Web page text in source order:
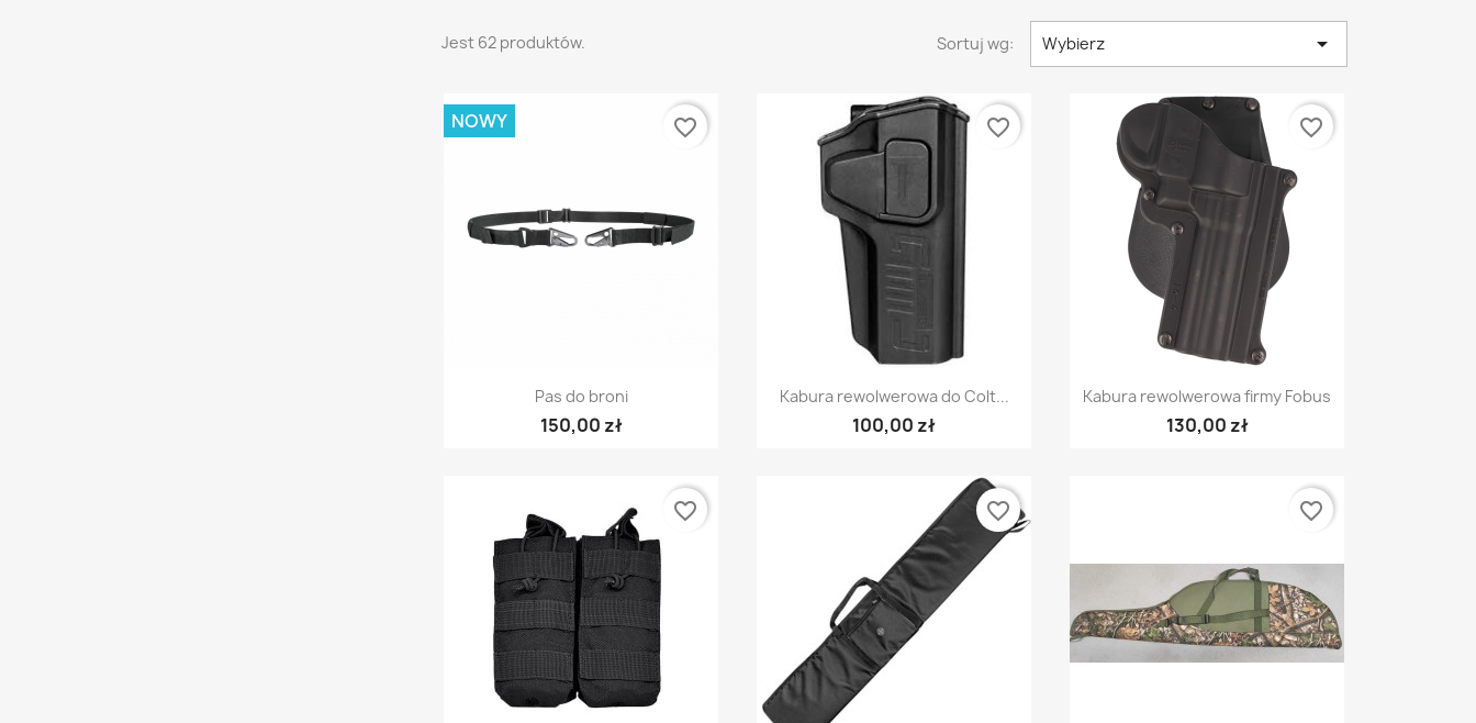
Jest 62 produktów. Sortuj wg: Wybierz 
Szybki podgląd
Pas do broni
150,00 zł
NOWY favorite_border
Szybki podgląd
Kabura rewolwerowa do Colt...
100,00 zł
favorite_border
Szybki podgląd
Kabura rewolwerowa firmy Fobus
130,00 zł
favorite_border
favorite_border favorite_border favorite_border